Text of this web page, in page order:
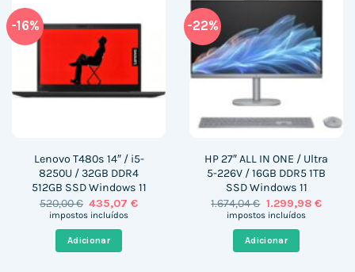
-16%
Lenovo T480s 14″ / i5-
8250U / 32GB DDR4
512GB SSD Windows 11
520,00€ O
preço
era:
520,00 €.
435,07€O
impostos incluídos
Adicionar
-22%
HP 27″ ALL IN ONE / Ultra
5-226V / 16GB DDR5 1TB
SSD Windows 11
1.674,04€ O
preço
era:
1.674,04 €.
1.299,98 €O
impostos incluídos
Adicionar